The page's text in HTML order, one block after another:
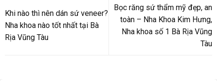
Khi nào thì nên dán sứ veneer?
Nha khoa nào tốt nhất tại Bà
Rịa Vũng Tàu
Bọc răng sứ thẩm mỹ đẹp, an
toàn – Nha Khoa Kim Hưng,
Nha khoa số 1 Bà Rịa Vũng
Tàu